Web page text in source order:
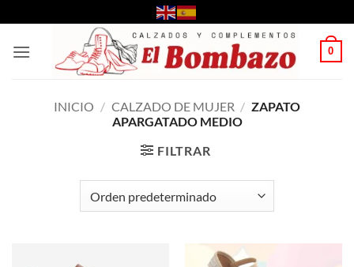
al
contenido
0
INICIO / CALZADO DE MUJER / ZAPATO
APARGATADO MEDIO
FILTRAR